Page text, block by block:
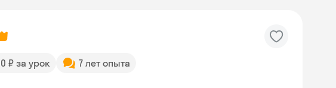
₽ за урок 7 лет опыта